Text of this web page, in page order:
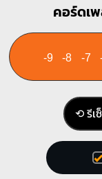
คอร์ดเ
-9 -8 -7
⟲ รีเ